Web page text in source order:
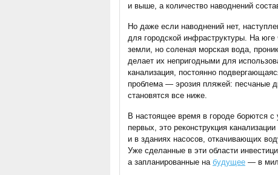
и выше, а количество наводнений
Но даже если наводнений нет,
для городской инфраструктуры. На
земли, но соленая морская вода,
делает их непригодными для
канализация, постоянно
проблема — эрозия пляжей: песчаные
становятся все ниже.
В настоящее время в городе борются
первых, это реконструкция
и в зданиях насосов, откачивающих
Уже сделанные в эти области
а запланированные на будущее — в